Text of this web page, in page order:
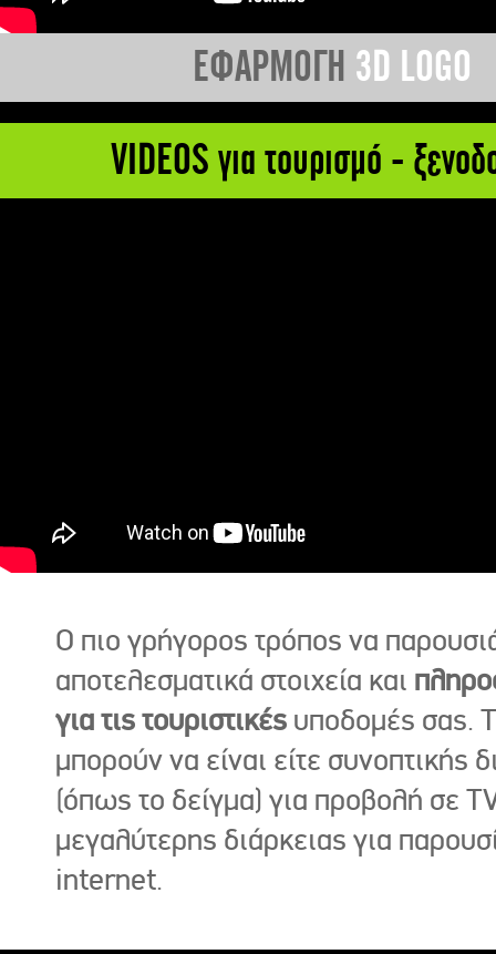
ΕΦΑΡΜΟΓΗ 3D LOGO
VIDEOS για τουρισμό -
Ο πιο γρήγορος τρόπος να
αποτελεσματικά στοιχεία και
για τις τουριστικές υποδομές σας.
μπορούν να είναι είτε συνοπτικής
(όπως το δείγμα) για προβολή σε
μεγαλύτερης διάρκειας για
internet.